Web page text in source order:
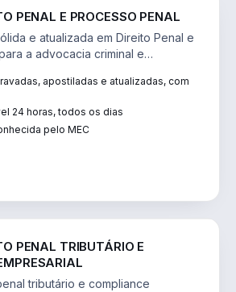
PENAL E PROCESSO PENAL
e atualizada em Direito Penal e
a advocacia criminal e
apostiladas e atualizadas, com
24 horas, todos os dias
pelo MEC
PENAL TRIBUTÁRIO E
tributário e compliance